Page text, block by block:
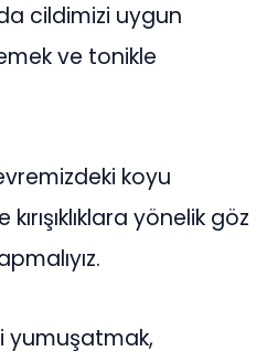
cildimizi uygun
ve tonikle
koyu
yönelik göz
yumuşatmak,